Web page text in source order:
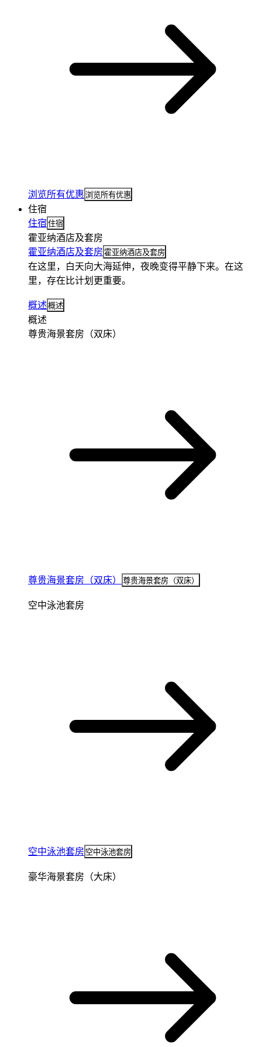
浏览所有优惠 浏览所有优惠
住宿
住宿 住宿
霍亚纳酒店及套房
霍亚纳酒店及套房 霍亚纳酒店及套房
在这里，白天向大海延伸，夜晚变得平静下来。在这
里，存在比计划更重要。
概述 概述
概述
尊贵海景套房（双床）
尊贵海景套房（双床） 尊贵海景套房（双床）
空中泳池套房
空中泳池套房 空中泳池套房
豪华海景套房（大床）